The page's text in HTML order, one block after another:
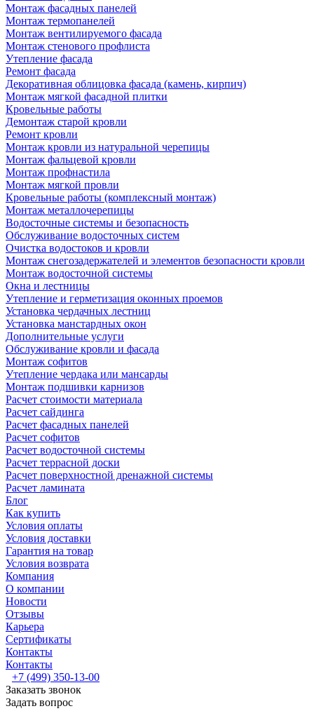
Монтаж фасадных панелей
Монтаж термопанелей
Монтаж вентилируемого фасада
Монтаж стенового профлиста
Утепление фасада
Ремонт фасада
Декоративная облицовка фасада (камень, кирпич)
Монтаж мягкой фасадной плитки
Кровельные работы
Демонтаж старой кровли
Ремонт кровли
Монтаж кровли из натуральной черепицы
Монтаж фальцевой кровли
Монтаж профнастила
Монтаж мягкой провли
Кровельные работы (комплексный монтаж)
Монтаж металлочерепицы
Водосточные системы и безопасность
Обслуживание водосточных систем
Очистка водостоков и кровли
Монтаж снегозадержателей и элементов безопасности кровли
Монтаж водосточной системы
Окна и лестницы
Утепление и герметизация оконных проемов
Установка чердачных лестниц
Установка манстардных окон
Дополнительные услуги
Обслуживание кровли и фасада
Монтаж софитов
Утепление чердака или мансарды
Монтаж подшивки карнизов
Расчет стоимости материала
Расчет сайдинга
Расчет фасадных панелей
Расчет софитов
Расчет водосточной системы
Расчет террасной доски
Расчет поверхностной дренажной системы
Расчет ламината
Блог
Как купить
Условия оплаты
Условия доставки
Гарантия на товар
Условия возврата
Компания
О компании
Новости
Отзывы
Карьера
Сертификаты
Контакты
Контакты
+7 (499) 350-13-00
Заказать звонок
Задать вопрос